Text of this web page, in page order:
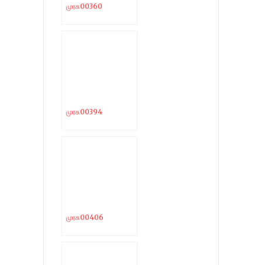
முரசு00360
முரசு00394
முரசு00406